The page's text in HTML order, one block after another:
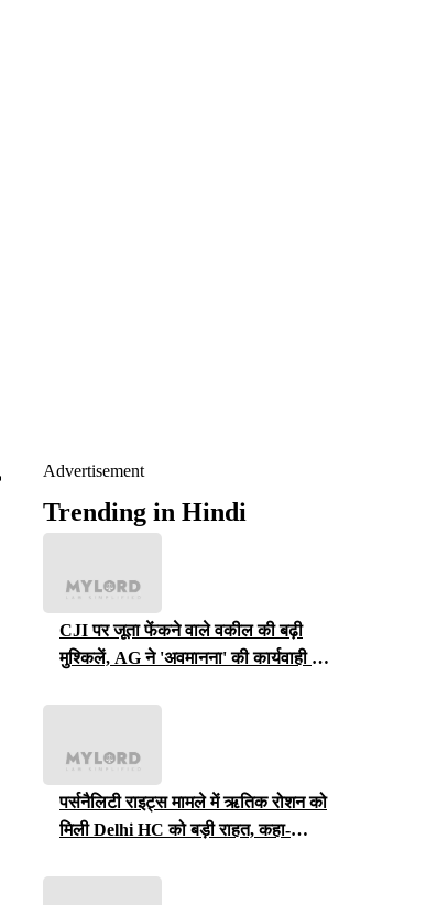
Advertisement
Trending in Hindi
CJI पर जूता फेंकने वाले वकील की बढ़ी
मुश्किलें, AG ने 'अवमानना' की कार्यवाही शुरू
पर्सनैलिटी राइट्स मामले में ऋतिक रोशन को
मिली Delhi HC को बड़ी राहत, कहा-